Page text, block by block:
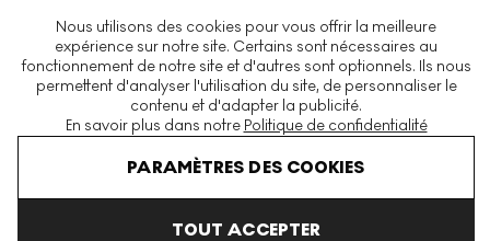
Nous utilisons des cookies pour vous offrir la meilleure
expérience sur notre site. Certains sont nécessaires au
fonctionnement de notre site et d'autres sont optionnels. Ils nous
permettent d'analyser l'utilisation du site, de personnaliser le
contenu et d'adapter la publicité.
En savoir plus dans notre Politique de confidentialité
PARAMÈTRES DES COOKIES
TOUT ACCEPTER
La plus grande plateforme mondiale d'estampes et éditions
modernes et contemporaines
Articles